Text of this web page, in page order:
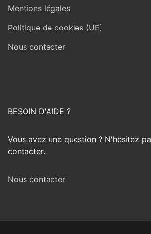
Mentions légales
Politique de cookies (UE)
Nous contacter
BESOIN D'AIDE ?
Vous avez une question ? N'hésitez
contacter.
Nous contacter